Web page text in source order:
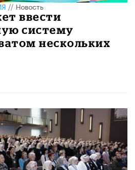
//Новость
ввести
систему
нескольких